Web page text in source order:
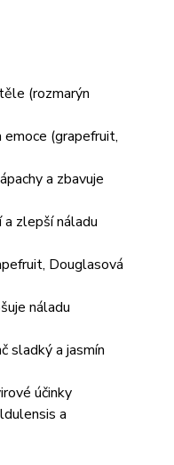
(rozmarýn
(grapefruit,
a zbavuje
zlepší náladu
Douglasová
náladu
sladký a jasmín
účinky
a